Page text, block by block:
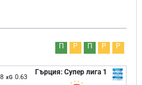
П Р П Р Р
Гърция: Супер лига 1
xG 0.63